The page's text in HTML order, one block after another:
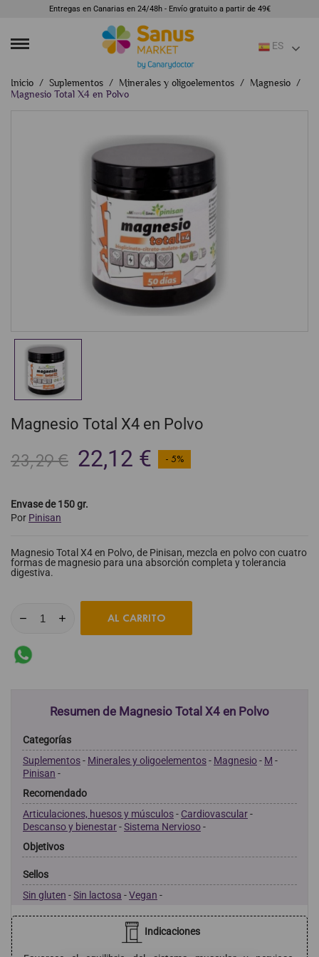
Entregas en Canarias en 24/48h - Envío gratuito a partir de 49€
ES
Inicio Suplementos Minerales y oligoelementos
Magnesio
Magnesio Total X4 en Polvo
Magnesio Total X4 en Polvo
23,29 € 22,12 € - 5%
Envase de 150 gr.
Por Pinisan
Magnesio Total X4 en Polvo, de Pinisan, mezcla en polvo con cuatro
formas de magnesio para una absorción completa y tolerancia
digestiva.
AL CARRITO
Resumen de Magnesio Total X4 en Polvo
Categorías
Suplementos- Minerales y oligoelementos- Magnesio- M -
Pinisan -
Recomendado
Articulaciones, huesos y músculos- Cardiovascular-
Descanso y bienestar-Sistema Nervioso-
Objetivos
Sellos
Sin gluten -Sin lactosa -Vegan -
Indicaciones